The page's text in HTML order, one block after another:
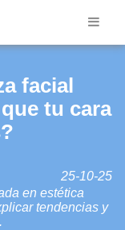
facial
tu cara
25-10-25
en estética
tendencias y